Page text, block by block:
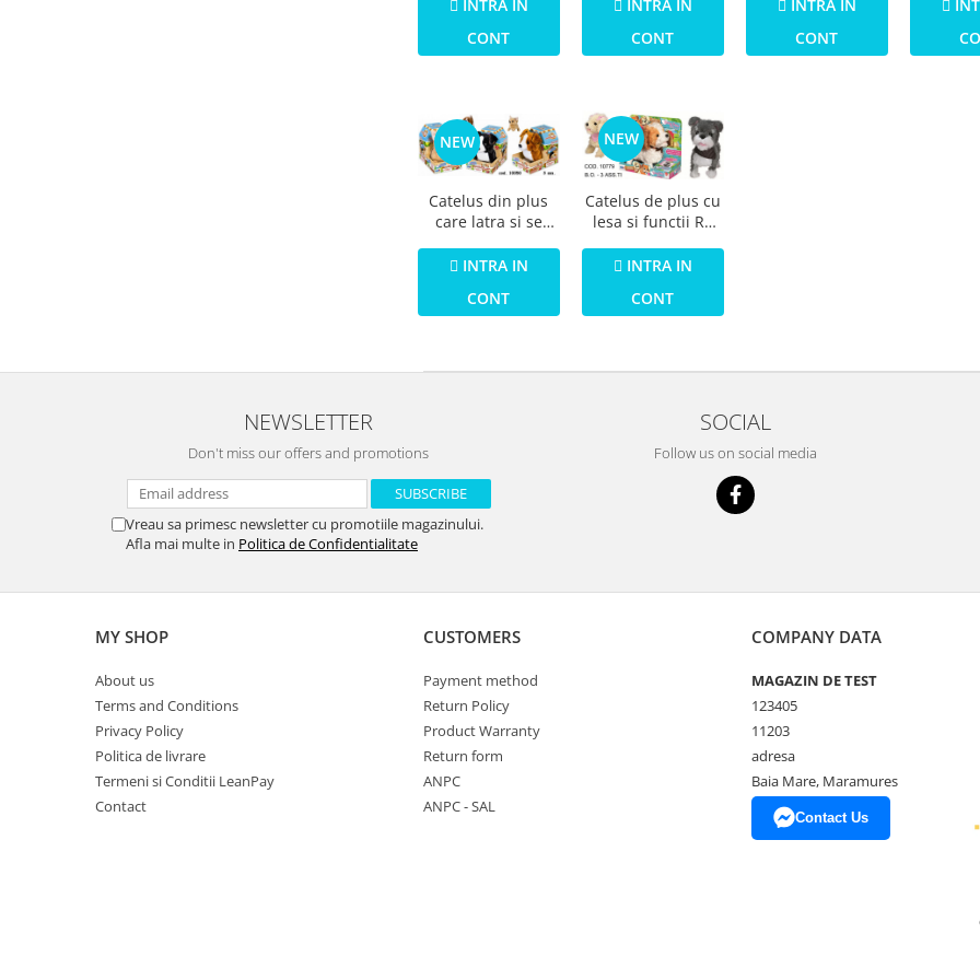
INTRA IN
CONT
INTRA IN
CONT
INTRA IN
CONT
NEW
Catelus din plus
care latra si se
INTRA IN
CONT
NEW
Catelus de plus cu
lesa si functii RS
INTRA IN
CONT
NEWSLETTER
Don't miss our offers and promotions
Vreau sa primesc newsletter cu promotiile magazinului.
Afla mai multe in Politica de Confidentialitate
SOCIAL
Follow us on social media
MY SHOP
About us
Terms and Conditions
Privacy Policy
Politica de livrare
Termeni si Conditii LeanPay
Contact
CUSTOMERS
Payment method
Return Policy
Product Warranty
Return form
ANPC
ANPC - SAL
COMPANY DATA
MAGAZIN DE TEST
123405
11203
adresa
Baia Mare, Maramures
Contact Us